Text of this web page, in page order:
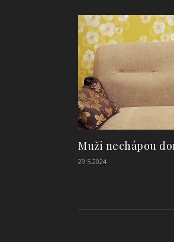
Muži nechápou
29.5.2024